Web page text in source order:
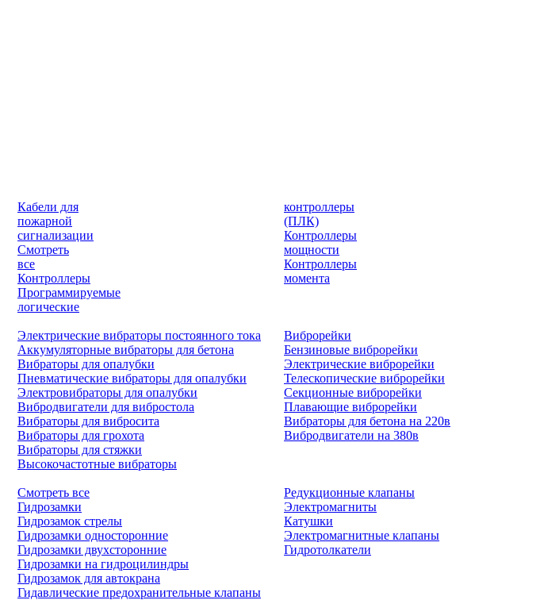
Кабели для
пожарной
сигнализации
Смотреть
все
Контроллеры
Программируемые
логические
контроллеры
(ПЛК)
Контроллеры
мощности
Контроллеры
момента
Электрические вибраторы постоянного тока
Аккумуляторные вибраторы для бетона
Вибраторы для опалубки
Пневматические вибраторы для опалубки
Электровибраторы для опалубки
Вибродвигатели для вибростола
Вибраторы для вибросита
Вибраторы для грохота
Вибраторы для стяжки
Высокочастотные вибраторы
Виброрейки
Бензиновые виброрейки
Электрические виброрейки
Телескопические виброрейки
Секционные виброрейки
Плавающие виброрейки
Вибраторы для бетона на 220в
Вибродвигатели на 380в
Смотреть все
Гидрозамки
Гидрозамок стрелы
Гидрозамки односторонние
Гидрозамки двухсторонние
Гидрозамки на гидроцилиндры
Гидрозамок для автокрана
Гидавлические предохранительные клапаны
Редукционные клапаны
Электромагниты
Катушки
Электромагнитные клапаны
Гидротолкатели